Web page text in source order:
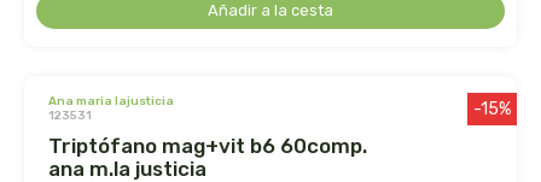
Añadir a la cesta
ana maria lajusticia
123531
triptófano mag+vit b6 60comp.
ana m.la justicia
-15%
luso diete